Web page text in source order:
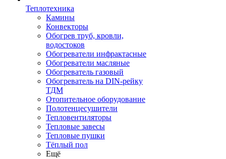
Теплотехника
Камины
Конвекторы
Обогрев труб, кровли,
водостоков
Обогреватели инфрактасные
Обогреватели масляные
Обогреватель газовый
Обогреватель на DIN-рейку
ТДМ
Отопительное оборудование
Полотенцесушители
Тепловентиляторы
Тепловые завесы
Тепловые пушки
Тёплый пол
Ещё